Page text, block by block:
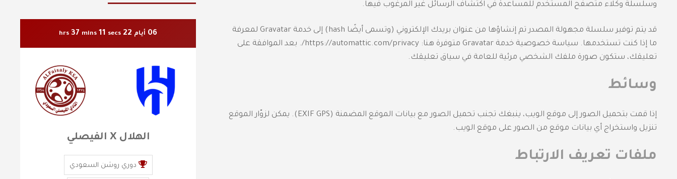
وسلسلة وكلاء متصفح المستخدم للمساعدة في اكتشاف الرسائل غير المرغوب فيها.
قد يتم توفير سلسلة مجهولة المصدر تم إنشاؤها من عنوان بريدك الإلكتروني (وتسمى أيضًا hash) إلى خدمة Gravatar لمعرفة
ما إذا كنت تستخدمها. سياسة خصوصية خدمة Gravatar متوفرة هنا: https://automattic.com/privacy/. بعد الموافقة على
تعليقك، ستكون صورة ملفك الشخصي مرئية للعامة في سياق تعليقك.
وسائط
إذا قمت بتحميل الصور إلى موقع الويب، ينبغك تجنب تحميل الصور مع بيانات الموقع المضمنة (EXIF GPS). يمكن لزوّار الموقع
تنزيل واستخراج أي بيانات موقع من الصور على موقع الويب.
ملفات تعريف الارتباط
06 أيام 22
hrs 37 mins 09secs
الهلال X الفيصلي
دوري روشن السعودي